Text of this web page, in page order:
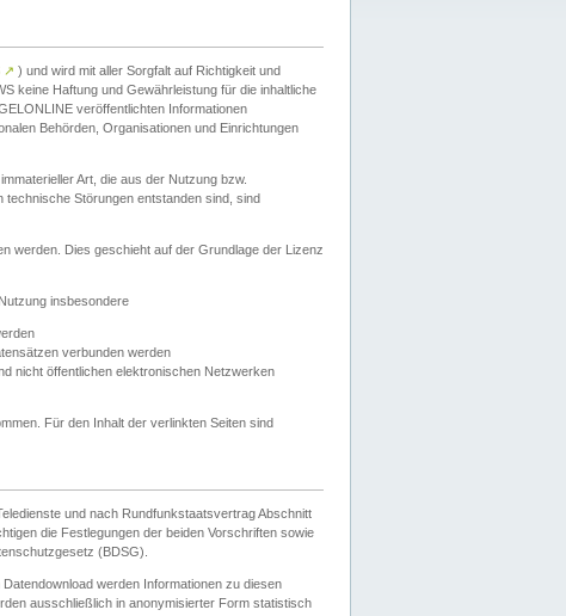
↗ ) und wird mit aller Sorgfalt auf Richtigkeit und
keine Haftung und Gewährleistung für die inhaltliche
veröffentlichten Informationen
Behörden, Organisationen und Einrichtungen
Art, die aus der Nutzung bzw.
Störungen entstanden sind, sind
werden. Dies geschieht auf der Grundlage der Lizenz
insbesondere
verbunden werden
nicht öffentlichen elektronischen Netzwerken
Für den Inhalt der verlinkten Seiten sind
und nach Rundfunkstaatsvertrag Abschnitt
die Festlegungen der beiden Vorschriften sowie
(BDSG).
werden Informationen zu diesen
ausschließlich in anonymisierter Form statistisch